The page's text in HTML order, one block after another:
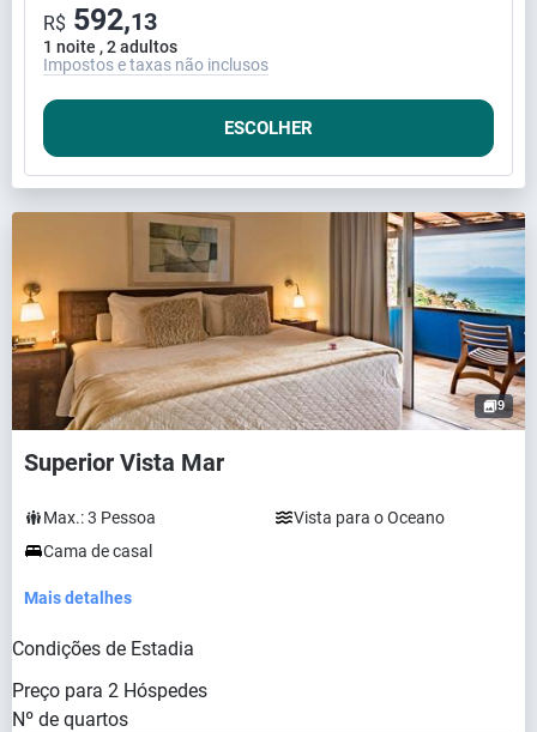
1 noite , 2 adultos
R$ 592,13
Impostos e taxas não inclusos
ESCOLHER
9
Superior Vista Mar
Max.:3 Pessoa
Vista para o Oceano
Cama de casal
Mais detalhes
Condições de Estadia
Preço para 2 Hóspedes
Nº de quartos